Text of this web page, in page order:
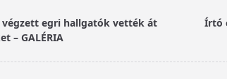
végzett egri hallgatók vették át
– GALÉRIA
Írtó